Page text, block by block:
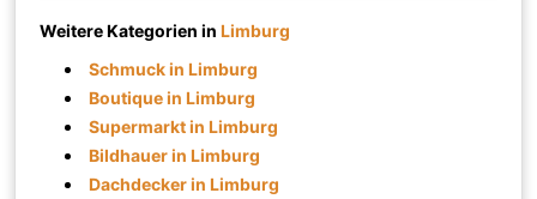
Weitere Kategorien inLimburg
Schmuck in Limburg
Boutique in Limburg
Supermarkt in Limburg
Bildhauer in Limburg
Dachdecker in Limburg